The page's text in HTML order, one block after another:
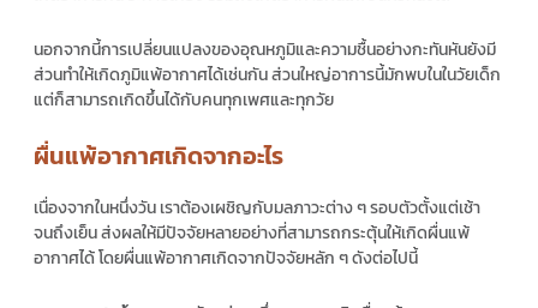
นอกจากนี้การเปลี่ยนแปลงของอุณหภูมิและความชื้นอย่างกะทันหันยังมี
ส่วนทำให้เกิดภูมิแพ้อากาศได้เช่นกัน ส่วนใหญ่อาการนี้มักพบในในวัยเด็ก
แต่ก็สามารถเกิดขึ้นได้กับคนทุกเพศและทุกวัย
ผื่นแพ้อากาศเกิดจากอะไร
เนื่องจากในหนึ่งวัน เราต้องเผชิญกับมลภาวะต่าง ๆ รอบตัวตั้งแต่เช้า
จนถึงเย็น ส่งผลให้มีปัจจัยหลายอย่างที่สามารถกระตุ้นให้เกิดผื่นแพ้
อากาศได้ โดยผื่นแพ้อากาศเกิดจากปัจจัยหลัก ๆ ดังต่อไปนี้